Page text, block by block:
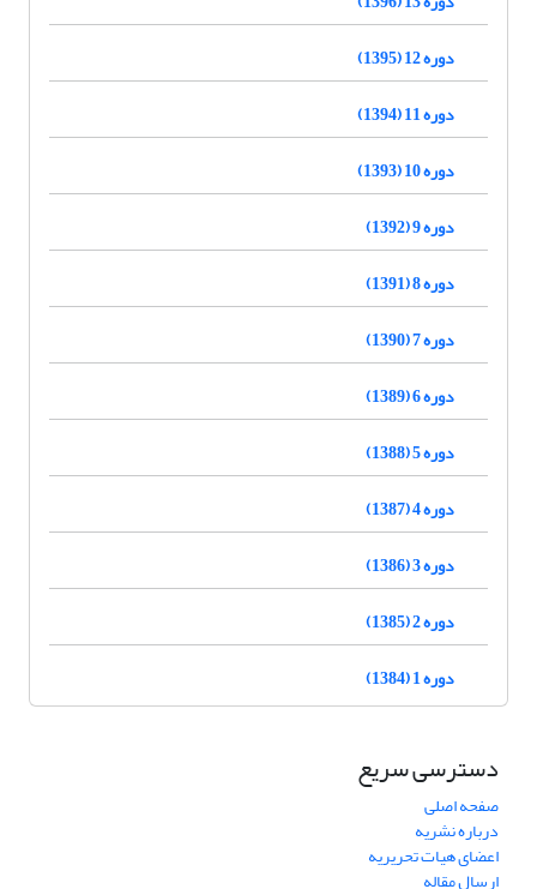
دوره 12 (1395)
دوره 11 (1394)
دوره 10 (1393)
دوره 9 (1392)
دوره 8 (1391)
دوره 7 (1390)
دوره 6 (1389)
دوره 5 (1388)
دوره 4 (1387)
دوره 3 (1386)
دوره 2 (1385)
دوره 1 (1384)
دسترسی سریع
صفحه اصلی
درباره نشریه
اعضای هیات تحریریه
ارسال مقاله